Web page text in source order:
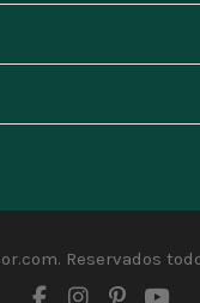
Reservados